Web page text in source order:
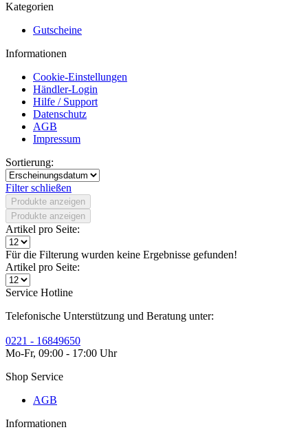
Kategorien
Gutscheine
Informationen
Cookie-Einstellungen
Händler-Login
Hilfe / Support
Datenschutz
AGB
Impressum
Sortierung:
Filter schließen
Produkte anzeigen
Produkte anzeigen
Artikel pro Seite:
Für die Filterung wurden keine Ergebnisse gefunden!
Artikel pro Seite:
Service Hotline
Telefonische Unterstützung und Beratung unter:
0221 - 16849650
Mo-Fr, 09:00 - 17:00 Uhr
Shop Service
AGB
Informationen